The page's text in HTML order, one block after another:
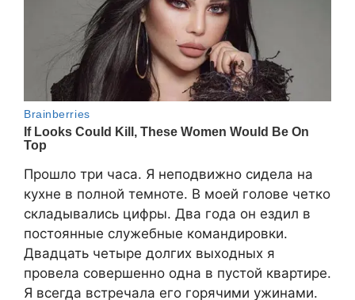
Прошло три часа. Я неподвижно сидела на
кухне в полной темноте. В моей голове четко
складывались цифры. Два года он ездил в
постоянные служебные командировки.
Двадцать четыре долгих выходных я
провела совершенно одна в пустой квартире.
Я всегда встречала его горячими ужинами.